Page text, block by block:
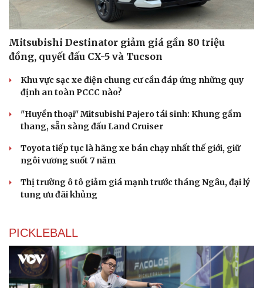
Săn Tour
check-in
Đọc truyện đêm
Cửa sổ tình yêu
Kể chuyện cho bé
Hạt giống tâm hồn
Mitsubishi Destinator giảm giá gần 80 triệu
đồng, quyết đấu CX-5 và Tucson
Khu vực sạc xe điện chung cư cần đáp ứng những quy
định an toàn PCCC nào?
"Huyền thoại" Mitsubishi Pajero tái sinh: Khung gầm
thang, sẵn sàng đấu Land Cruiser
Toyota tiếp tục là hãng xe bán chạy nhất thế giới, giữ
ngôi vương suốt 7 năm
Thị trường ô tô giảm giá mạnh trước tháng Ngâu, đại lý
tung ưu đãi khủng
PICKLEBALL